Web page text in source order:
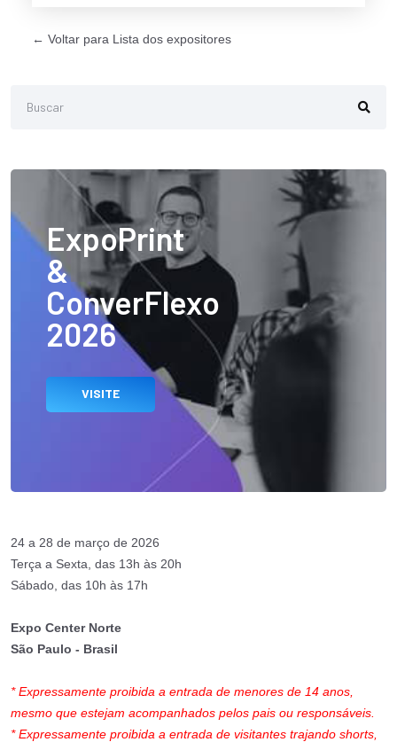
← Voltar para Lista dos expositores
ExpoPrint
&
ConverFlexo
2026
VISITE
24 a 28 de março de 2026
Terça a Sexta, das 13h às 20h
Sábado, das 10h às 17h
Expo Center Norte
São Paulo - Brasil
* Expressamente proibida a entrada de menores de 14 anos,
mesmo que estejam acompanhados pelos pais ou responsáveis.
* Expressamente proibida a entrada de visitantes trajando shorts,